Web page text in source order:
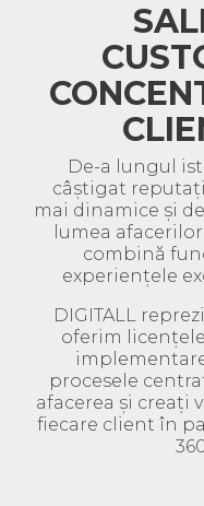
De-a lungul
câștigat
mai dinamice și
lumea
combină
experiențele
DIGITALL
oferim
procesele
afacerea și creați
fiecare client în